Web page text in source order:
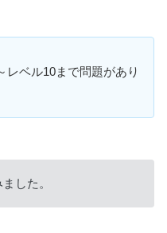
レベル10まで問題があり
した。